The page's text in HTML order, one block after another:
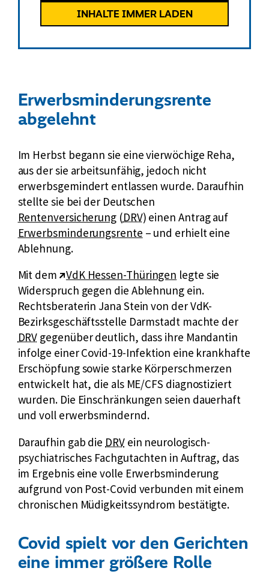
INHALTE IMMER LADEN
Erwerbsminderungsrente
abgelehnt
Im Herbst begann sie eine vierwöchige Reha,
aus der sie arbeitsunfähig, jedoch nicht
erwerbsgemindert entlassen wurde. Daraufhin
stellte sie bei der Deutschen
Rentenversicherung (DRVk
u
f
ü
r
D
e
u
t
s
c
h
R
e
n
t
e
v
e
) einen Antrag aufE
x
r
L
i
n
k
:
Erwerbsminderungsrente – und erhielt eine
Ablehnung.
Mit dem
E
x
t
e
r
n
e
r
L
i
k
:
VdK Hessen-Thüringen legte sie
Widerspruch gegen die Ablehnung ein.
Rechtsberaterin Jana Stein von der VdK-
Bezirksgeschäftsstelle Darmstadt machte der
DRVk
u
r
z
f
ü
D
e
u
t
s
h
R
gegenüber deutlich, dass ihre Mandantin
infolge einer Covid-19-Infektion eine krankhafte
Erschöpfung sowie starke Körperschmerzen
entwickelt hat, die als ME/CFS diagnostiziert
wurden. Die Einschränkungen seien dauerhaft
und voll erwerbsmindernd.
Daraufhin gab die DRVk
u
r
z
f
D
e
ein neurologisch-
psychiatrisches Fachgutachten in Auftrag, das
im Ergebnis eine volle Erwerbsminderung
aufgrund von Post-Covid verbunden mit einem
chronischen Müdigkeitssyndrom bestätigte.
Covid spielt vor den Gerichten
eine immer größere Rolle